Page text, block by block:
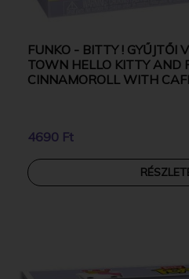
FUNKO - BITTY ! GYŰJTŐI
TOWN HELLO KITTY AND
CINNAMOROLL WITH
4690 Ft